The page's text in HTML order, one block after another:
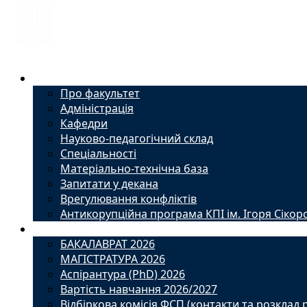
Про факультет
Адміністрація
Кафедри
Науково-педагогічний склад
Спеціальності
Матеріально-технічна база
Запитати у декана
Врегулювання конфліктів
Антикорупційна програма КПІ ім. Ігоря
БАКАЛАВРАТ 2026
МАГІСТРАТУРА 2026
Аспірантура (PhD) 2026
Вартість навчання 2026/2027